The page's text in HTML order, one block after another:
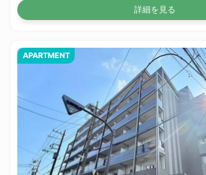
詳細を見る
APARTMENT